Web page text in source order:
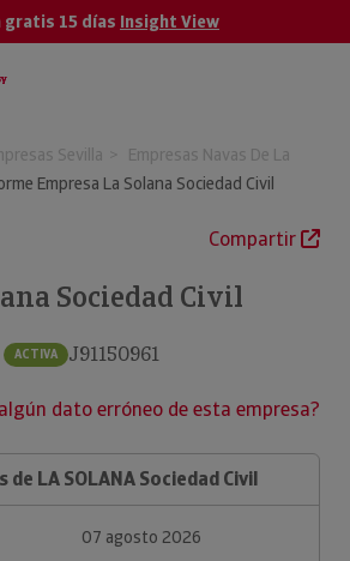
gratis 15 días Insight View
Sevilla
Empresas Navas De La
Empresa La Solana Sociedad Civil
Compartir
Sociedad Civil
ACTIVA J91150961
dato erróneo de esta empresa?
LA SOLANA Sociedad Civil
07 agosto 2026